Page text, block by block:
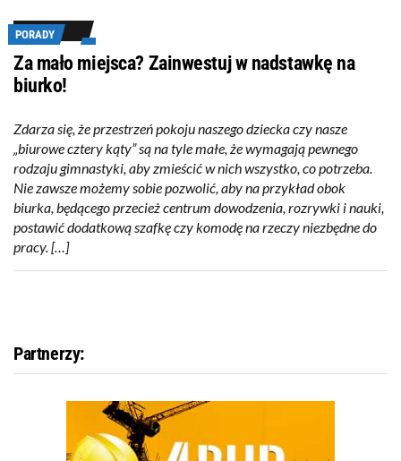
PORADY
Za mało miejsca? Zainwestuj w nadstawkę na
biurko!
Zdarza się, że przestrzeń pokoju naszego dziecka czy nasze
„biurowe cztery kąty” są na tyle małe, że wymagają pewnego
rodzaju gimnastyki, aby zmieścić w nich wszystko, co potrzeba.
Nie zawsze możemy sobie pozwolić, aby na przykład obok
biurka, będącego przecież centrum dowodzenia, rozrywki i nauki,
postawić dodatkową szafkę czy komodę na rzeczy niezbędne do
pracy. […]
Partnerzy: